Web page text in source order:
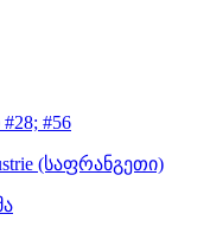
#56
(საფრანგეთი)